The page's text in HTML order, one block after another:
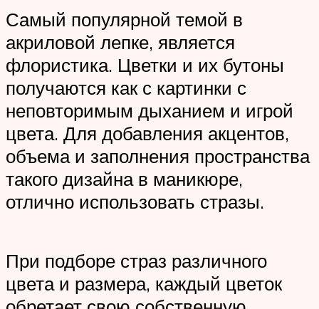
Самый популярной темой в
акриловой лепке, является
флористика. Цветки и их бутоны
получаются как с картинки с
неповторимым дыханием и игрой
цвета. Для добавления акцентов,
объема и заполнения пространства
такого дизайна в маникюре,
отлично использовать стразы.
При подборе страз различного
цвета и размера, каждый цветок